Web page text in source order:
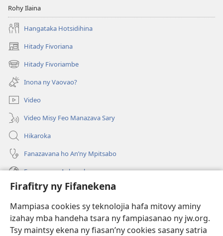
Firafitry ny Fifanekena
Mampiasa cookies sy teknolojia hafa mitovy aminy
izahay mba handeha tsara ny fampiasanao ny jw.org.
Tsy maintsy ekena ny fiasan’ny cookies sasany satria
Rohy Ilaina
Hangataka Hotsidihina
Hitady Fivoriana
(manokatra
rohy) Hitady Fivoriambe
(manokatra
rohy) Inona ny Vaovao?
Video
Video Misy Feo Manazava Sary
Hikaroka
Fanazavana ho An’ny Mpitsabo
Fanazavana Ankapobeny
Fanampiana
Fanomezana
(manokatra
rohy)